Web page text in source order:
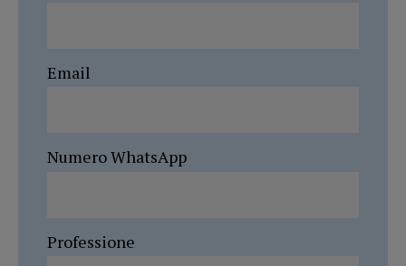
Email
Numero WhatsApp
Professione